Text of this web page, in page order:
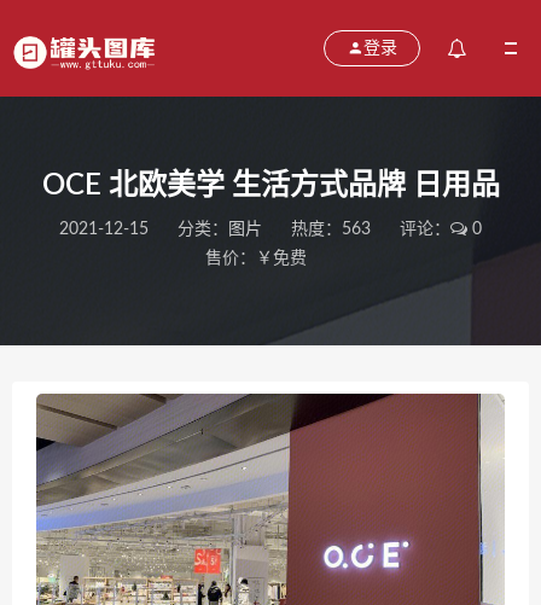
登录
OCE 北欧美学 生活方式品牌 日用品
2021-12-15 分类： 图片 热度：563 评论：
0
售价：￥免费